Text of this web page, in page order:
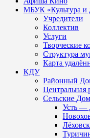
МБУК «Культура и
Учредители
Коллектив
Услуги
Творческие
Структура
Карта
КДУ
Районный
Центральная
Сельские
Усть —